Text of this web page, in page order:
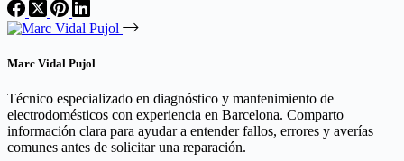
Marc Vidal Pujol
Técnico especializado en diagnóstico y mantenimiento de
electrodomésticos con experiencia en Barcelona. Comparto
información clara para ayudar a entender fallos, errores y averías
comunes antes de solicitar una reparación.